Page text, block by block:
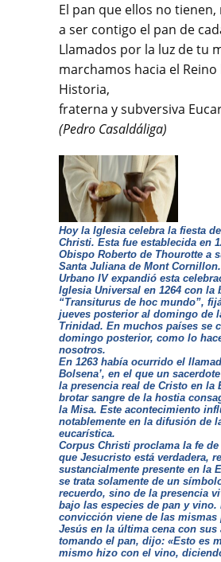
El pan que ellos no tienen,
a ser contigo el pan de
Llamados por la luz de tu
marchamos hacia el
Historia,
fraterna y subversiva
(Pedro Casaldáliga)
Hoy la Iglesia celebra la fiesta
Christi. Esta fue establecida en
Obispo Roberto de Thourotte a
Santa Juliana de Mont
Urbano IV expandió esta
Iglesia Universal en 1264 con la
“Transiturus de hoc mundo”,
jueves posterior al domingo de
Trinidad. En muchos países se
domingo posterior, como lo
nosotros.
En 1263 había ocurrido el
Bolsena’, en el que un
la presencia real de Cristo en la
brotar sangre de la hostia
la Misa. Este acontecimiento
notablemente en la difusión de
eucarística.
Corpus Christi proclama la fe
que Jesucristo está verdadera,
sustancialmente presente en la
se trata solamente de un
recuerdo, sino de la presencia
bajo las especies de pan y vino.
convicción viene de las mismas
Jesús en la última cena con sus
tomando el pan, dijo: «Esto es
mismo hizo con el vino,